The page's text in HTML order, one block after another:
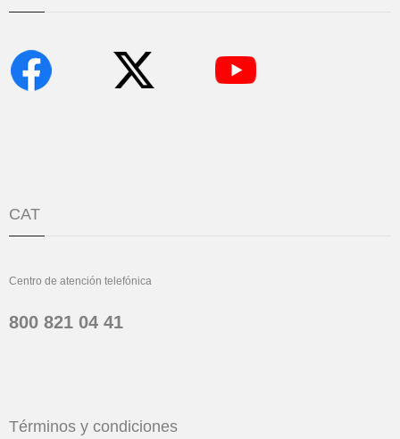
CAT
Centro de atención telefónica
800 821 04 41
Términos y condiciones